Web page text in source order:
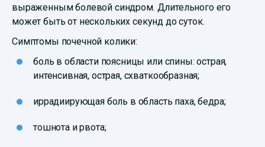
выраженным болевой синдром. Длительного его
может быть от нескольких секунд до суток.
Симптомы почечной колики:
боль в области поясницы или спины: острая,
интенсивная, острая, схваткообразная;
иррадиирующая боль в область паха, бедра;
тошнота и рвота;